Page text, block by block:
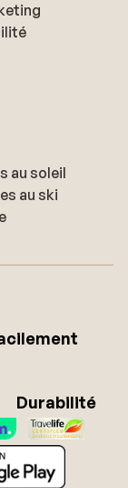
au soleil
au ski
Durabilité